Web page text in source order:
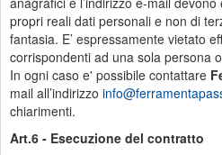
propri reali dati personali e non di
fantasia. E’ espressamente vietato
corrispondenti ad una sola persona
In ogni caso e' possibile contattare
mail all’indirizzo
chiarimenti.
Art.6 - Esecuzione del contratto